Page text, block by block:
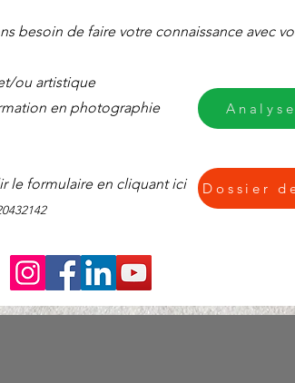
besoin de faire votre connaissance avec
ou artistique
en photographie
le formulaire en cliquant ici
Dossier